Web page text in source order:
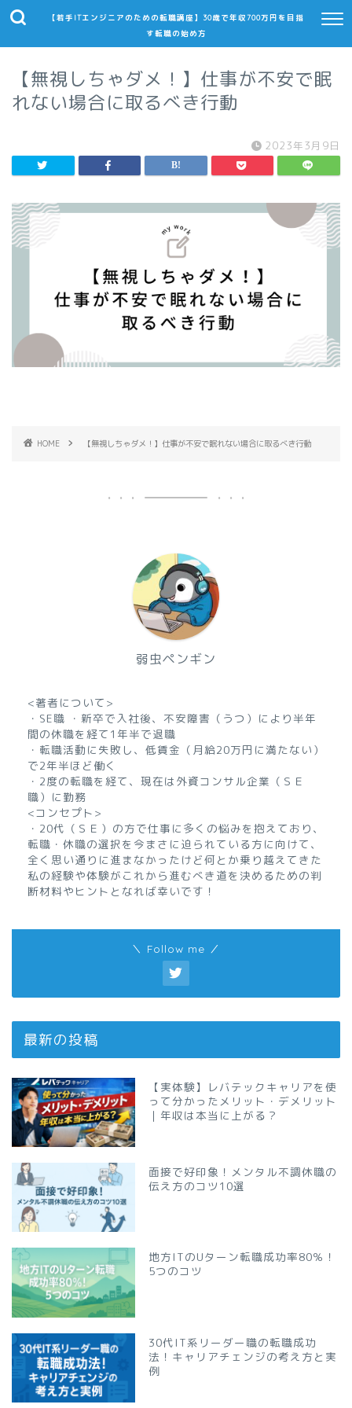
【若手ITエンジニアのための転職講座】30歳で年収700万円を目指
す転職の始め方
【無視しちゃダメ！】仕事が不安で眠
れない場合に取るべき行動
2023年3月9日
HOME 【無視しちゃダメ！】仕事が不安で眠れない場合に取るべき行動
弱虫ペンギン
<著者について>
・SE職 ・新卒で入社後、不安障害（うつ）により半年
間の休職を経て1年半で退職
・転職活動に失敗し、低賃金（月給20万円に満たない）
で2年半ほど働く
・2度の転職を経て、現在は外資コンサル企業（ＳＥ
職）に勤務
<コンセプト>
・20代（ＳＥ）の方で仕事に多くの悩みを抱えており、
転職・休職の選択を今まさに迫られている方に向けて、
全く思い通りに進まなかったけど何とか乗り越えてきた
私の経験や体験がこれから進むべき道を決めるための判
断材料やヒントとなれば幸いです！
＼ Follow me ／
最新の投稿
【実体験】レバテックキャリアを使
って分かったメリット・デメリット
｜年収は本当に上がる？
面接で好印象！メンタル不調休職の
伝え方のコツ10選
地方ITのUターン転職成功率80％！
5つのコツ
30代IT系リーダー職の転職成功
法！キャリアチェンジの考え方と実
例